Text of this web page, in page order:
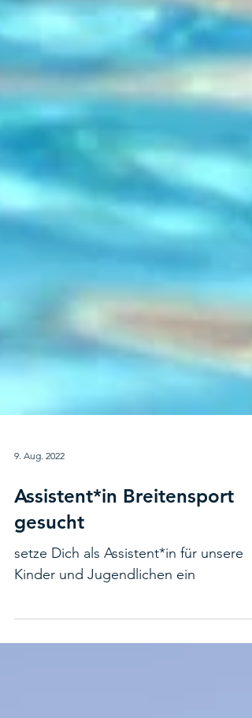
9. Aug. 2022
Assistent*in Breitensport
gesucht
setze Dich als Assistent*in für unsere